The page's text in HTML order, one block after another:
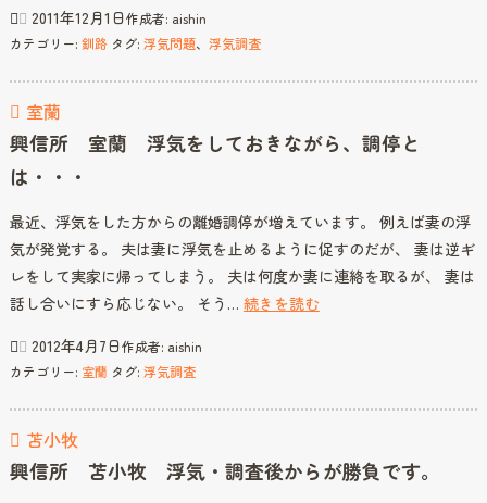
信
浮
題・
戦
う
の
た
す
2011年12月1日作成者: aishin
カテゴリー: 釧路 タグ: 浮気問題、 浮気調査
室蘭
興信所 室蘭 浮気をしておきながら、調停と
は・・・
最近、浮気をした方からの離婚調停が増えています。 例えば妻の浮
気が発覚する。 夫は妻に浮気を止めるように促すのだが、 妻は逆ギ
レをして実家に帰ってしまう。 夫は何度か妻に連絡を取るが、 妻は
話し合いにすら応じない。 そう… 続きを読む興
蘭
気
2012年4月7日作成者: aishin
カテゴリー: 室蘭 タグ: 浮気調査
苫小牧
興信所 苫小牧 浮気・調査後からが勝負です。